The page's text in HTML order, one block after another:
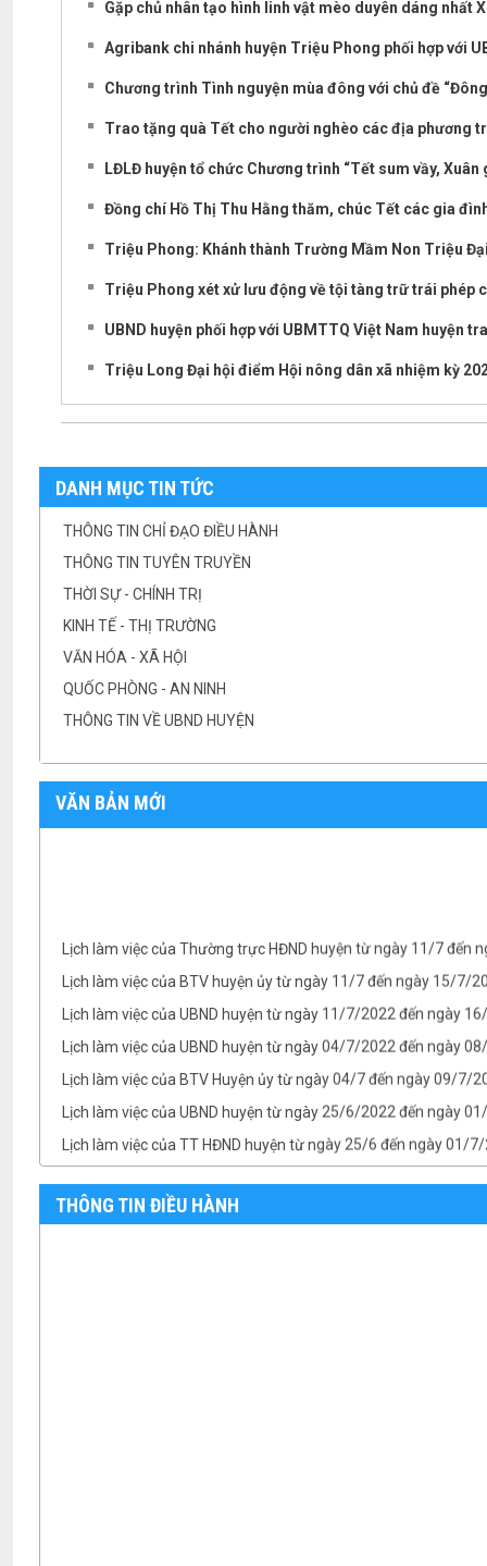
Gặp chủ nhân tạo hình linh vật mèo duyên dáng nhất
Agribank chi nhánh huyện Triệu Phong phối hợp với
Chương trình Tình nguyện mùa đông với chủ đề
Trao tặng quà Tết cho người nghèo các địa phương
LĐLĐ huyện tổ chức Chương trình “Tết sum vầy, Xuân
Đồng chí Hồ Thị Thu Hằng thăm, chúc Tết các gia
Triệu Phong: Khánh thành Trường Mầm Non Triệu
Triệu Phong xét xử lưu động về tội tàng trữ trái phép
UBND huyện phối hợp với UBMTTQ Việt Nam huyện
Triệu Long Đại hội điểm Hội nông dân xã nhiệm kỳ
DANH MỤC TIN TỨC
THÔNG TIN CHỈ ĐẠO ĐIỀU HÀNH
THÔNG TIN TUYÊN TRUYỀN
THỜI SỰ - CHÍNH TRỊ
KINH TẾ - THỊ TRƯỜNG
VĂN HÓA - XÃ HỘI
QUỐC PHÒNG - AN NINH
THÔNG TIN VỀ UBND HUYỆN
VĂN BẢN MỚI
Lịch làm việc của BTV huyện ủy từ ngày 11/7 đến ngày 15/7/
Lịch làm việc của UBND huyện từ ngày 11/7/2022 đến ngày
Lịch làm việc của UBND huyện từ ngày 04/7/2022 đến ngày
Lịch làm việc của BTV Huyện ủy từ ngày 04/7 đến ngày 09/7/
Lịch làm việc của UBND huyện từ ngày 25/6/2022 đến ngày
Lịch làm việc của TT HĐND huyện từ ngày 25/6 đến ngày 01/
Lịch làm việc của BTV Huyện ủy từ ngày 25/6 đến ngày 01/7/
TB- Ý kiến kết luận của PCT UBND huyện Vũ Thành Công tại
THÔNG TIN ĐIỀU HÀNH